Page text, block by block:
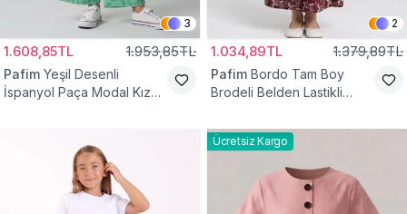
3
1.608,85TL 1.953,85TL
Pafim Yeşil Desenli
İspanyol Paça Modal Kız
2
1.034,89TL 1.379,89TL
Pafim Bordo Tam Boy
Brodeli Belden Lastikli
Ücretsiz Kargo